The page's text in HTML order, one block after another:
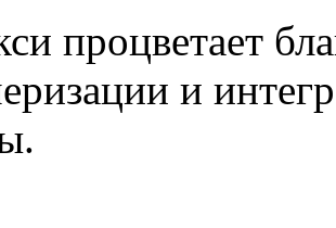
процветает
и